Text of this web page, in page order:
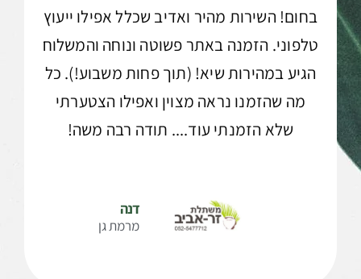
בחום! השירות מהיר ואדיב שכלל אפילו ייעוץ
טלפוני. הזמנה באתר פשוטה ונוחה והמשלוח
הגיע במהירות שיא! (תוך פחות משבוע!). כל
מה שהזמנו נראה מצוין ואפילו הצטערתי
שלא הזמנתי עוד.... תודה רבה משה!
דנה
מרמת גן